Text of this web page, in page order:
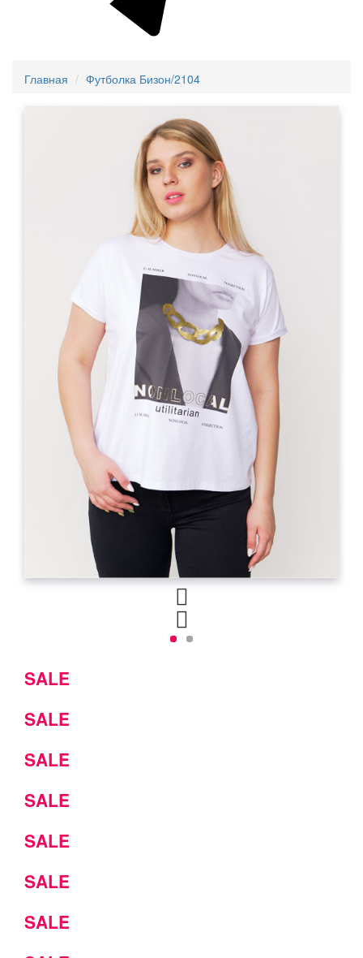
Главная Футболка Бизон/2104
SALE
SALE
SALE
SALE
SALE
SALE
SALE